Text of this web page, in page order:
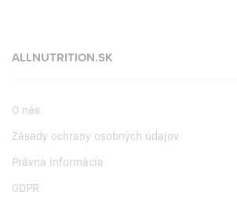
ALLNUTRITION.SK
O nás
Zásady ochrany osobných údajov
Právna informácia
GDPR